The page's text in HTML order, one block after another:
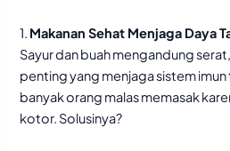
1. Makanan Sehat Menjaga Daya
Sayur dan buah mengandung
penting yang menjaga sistem
banyak orang malas memasak
kotor. Solusinya?